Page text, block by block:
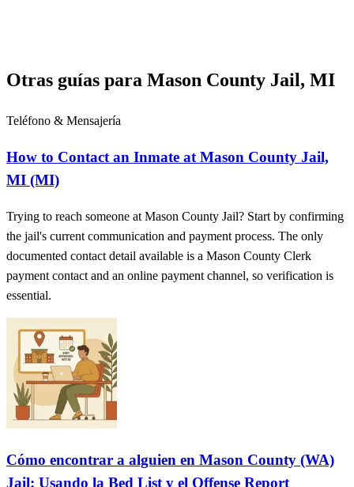
Otras guías para Mason County Jail, MI
Teléfono & Mensajería
How to Contact an Inmate at Mason County Jail,
MI (MI)
Trying to reach someone at Mason County Jail? Start by confirming
the jail's current communication and payment process. The only
documented contact detail available is a Mason County Clerk
payment contact and an online payment channel, so verification is
essential.
Cómo encontrar a alguien en Mason County (WA)
Jail: Usando la Bed List y el Offense Report